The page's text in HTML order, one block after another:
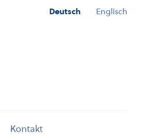
Deutsch Englisch
Kontakt